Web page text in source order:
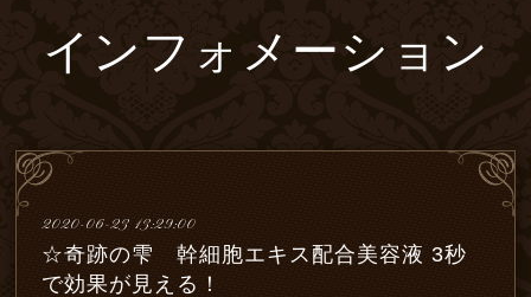
インフォメーション
2020-06-23 13:29:00
☆奇跡の雫 幹細胞エキス配合美容液 3秒
で効果が見える！